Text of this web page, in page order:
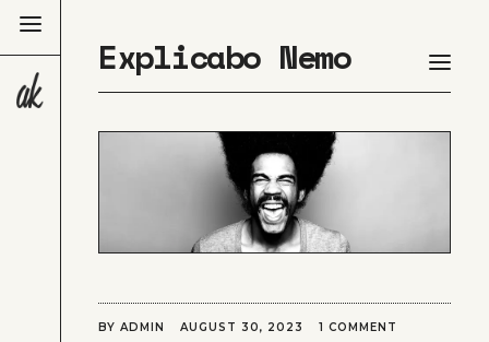
Explicabo Nemo
BY ADMIN AUGUST 30, 2023 1 COMMENT